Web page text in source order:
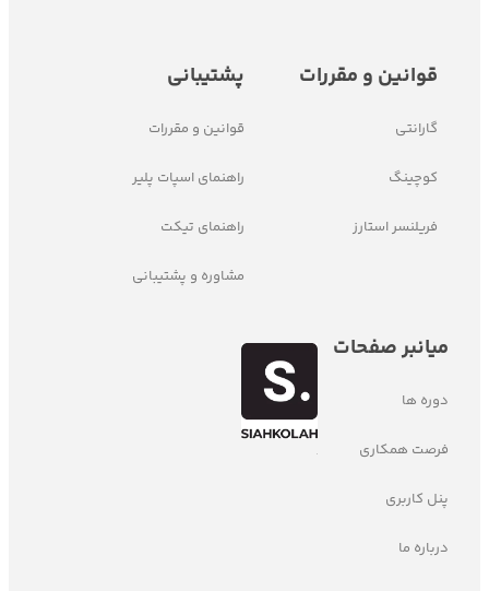
قوانین و مقررات
گارانتی
کوچینگ
فریلنسر استارز
پشتیبانی
قوانین و مقررات
راهنمای اسپات پلیر
راهنمای تیکت
مشاوره و پشتیبانی
میانبر صفحات
دوره ها
فرصت همکاری
پنل کاربری
درباره ما